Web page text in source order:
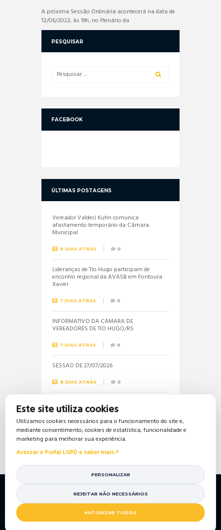
A próxima Sessão Ordinária acontecerá na data de
12/06/2023, às 19h, no Plenário da
PESQUISAR
FACEBOOK
ÚLTIMAS POSTAGENS
Vereador Valdeci Kuhn comunica
afastamento temporário da Câmara
Municipal
6 DIAS ATRÁS 0
Lideranças de Tio Hugo participam de
encontro regional da AVASB em Fontoura
Xavier
7 DIAS ATRÁS 0
INFORMATIVO DA CÂMARA DE
VEREADORES DE TIO HUGO/RS
7 DIAS ATRÁS 0
SESSÃO DE 27/07/2026
8 DIAS ATRÁS 0
Informações sobre a realização do próximo
concurso público são solicitadas pela
vereadora Jéssica
17 DIAS ATRÁS 0
Mapa do Site
Portal da Transparência
© 2026 Câmara de Vereadores de Tio Hugo/RS. Todos so
direitos reservados.
Este site utiliza cookies
Utilizamos cookies necessários para o funcionamento do site e,
mediante consentimento, cookies de estatística, funcionalidade e
marketing para melhorar sua experiência.
Acessar o Portal LGPD e saber mais
PERSONALIZAR
REJEITAR NÃO NECESSÁRIOS
AUTORIZAR TODOS